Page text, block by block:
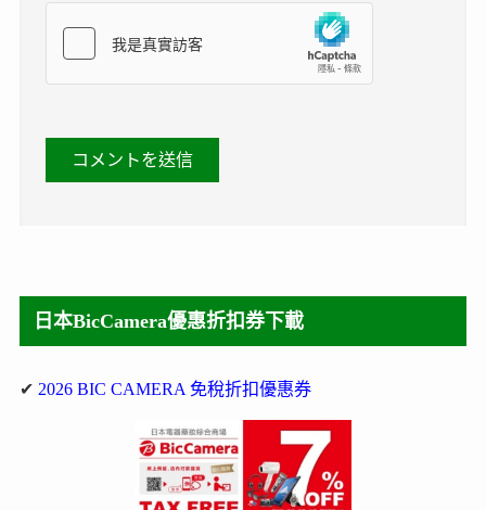
日本BicCamera優惠折扣券下載
✔ 2026 BIC CAMERA 免稅折扣優惠券